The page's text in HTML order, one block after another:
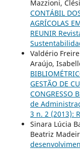
Mazzioni,
CONTÁBIL
AGRÍCOLAS
REUNIR
Valdério
Araújo,
GESTÃO DE
CONGRESSO
de
3 n. 2 (2013):
Sinara Lúcia
Beatriz